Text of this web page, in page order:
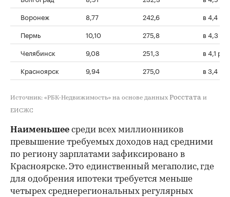
Воронеж
8,77 242,6
в 4,4
Пермь
10,10 275,8
в 4,3
Челябинск
9,08 251,3
в 4,1
Красноярск
9,94 275,0 в 3,4
Источник: «РБК-Недвижимость» на основе данных Росстата и
ЕИСЖС
Наименьшее среди всех миллионников
превышение требуемых доходов над средними
по региону зарплатами зафиксировано в
Красноярске. Это единственный мегаполис, где
для одобрения ипотеки требуется меньше
четырех среднерегиональных регулярных